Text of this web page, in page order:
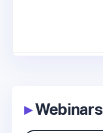
▸Webinars